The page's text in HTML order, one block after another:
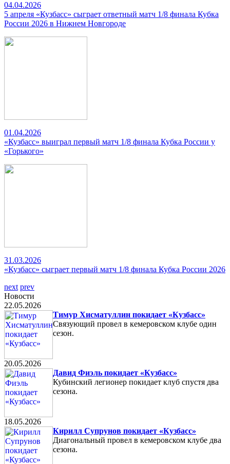
04.04.2026
5 апреля «Кузбасс» сыграет ответный матч 1/8 финала Кубка
России 2026 в Нижнем Новгороде
01.04.2026
«Кузбасс» выиграл первый матч 1/8 финала Кубка России у
«Горького»
31.03.2026
«Кузбасс» сыграет первый матч 1/8 финала Кубка России 2026
next prev
Новости
22.05.2026
Тимур Хисматуллин покидает «Кузбасс»
Связующий провел в кемеровском клубе один
сезон.
20.05.2026
Давид Фиэль покидает «Кузбасс»
Кубинский легионер покидает клуб спустя два
сезона.
18.05.2026
Кирилл Супрунов покидает «Кузбасс»
Диагональный провел в кемеровском клубе два
сезона.